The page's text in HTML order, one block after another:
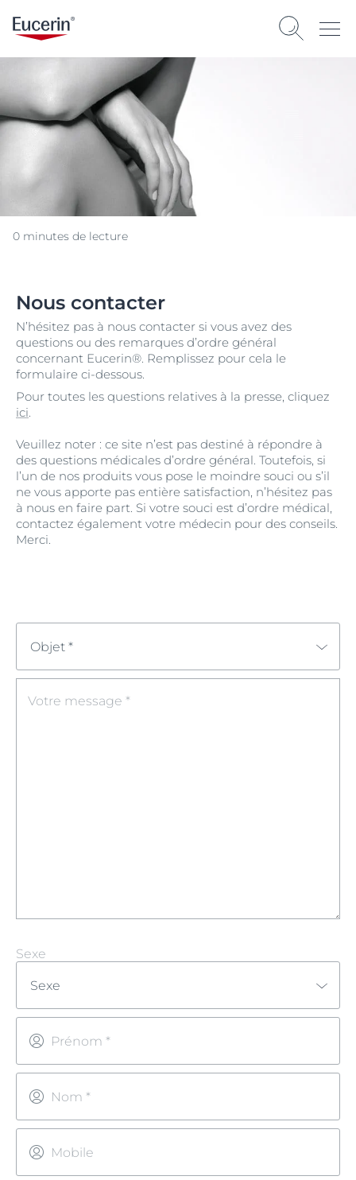
0 minutes de lecture
Nous contacter
N’hésitez pas à nous contacter si vous avez des
questions ou des remarques d’ordre général
concernant Eucerin®. Remplissez pour cela le
formulaire ci-dessous.
Pour toutes les questions relatives à la presse, cliquez
ici.
Veuillez noter : ce site n’est pas destiné à répondre à
des questions médicales d’ordre général. Toutefois, si
l’un de nos produits vous pose le moindre souci ou s’il
ne vous apporte pas entière satisfaction, n’hésitez pas
à nous en faire part. Si votre souci est d’ordre médical,
contactez également votre médecin pour des conseils.
Merci.
Objet *
Votre message *
Sexe
Sexe
Prénom *
Nom *
Mobile